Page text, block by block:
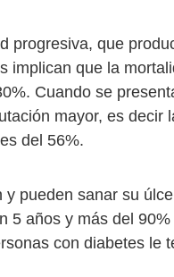
progresiva, que
implican que la
Cuando se
mayor, es decir
del 56%.
pueden sanar su
5 años y más del
con diabetes le